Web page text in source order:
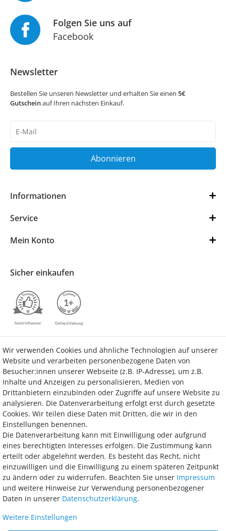
Folgen Sie uns auf
Facebook
Newsletter
Bestellen Sie unseren Newsletter und erhalten Sie einen 5€
Gutscheinauf Ihren nächsten Einkauf.
Honig
Abonnieren
Informationen
Service
Mein Konto
Sicher einkaufen
Vertrag widerrufen Kontakt
Bezahlung
Wir bieten Ihnen viele Möglichkeiten einer sicheren und bequemen
Bezahlung.
Wir verwenden Cookies und ähnliche Technologien auf unserer
Website und verarbeiten personenbezogene Daten von
Besucher:innen unserer Webseite (z.B. IP-Adresse), um z.B.
Inhalte und Anzeigen zu personalisieren, Medien von
Drittanbietern einzubinden oder Zugriffe auf unsere Website zu
analysieren. Die Datenverarbeitung erfolgt erst durch gesetzte
Cookies. Wir teilen diese Daten mit Dritten, die wir in den
Einstellungen benennen.
Die Datenverarbeitung kann mit Einwilligung oder aufgrund
eines berechtigten Interesses erfolgen. Die Zustimmung kann
erteilt oder abgelehnt werden. Es besteht das Recht, nicht
einzuwilligen und die Einwilligung zu einem späteren Zeitpunkt
zu ändern oder zu widerrufen. Beachten Sie unser Impressum
und weitere Hinweise zur Verwendung personenbezogener
Daten in unserer Daten­schutz­erklärung.
Weitere Einstellungen